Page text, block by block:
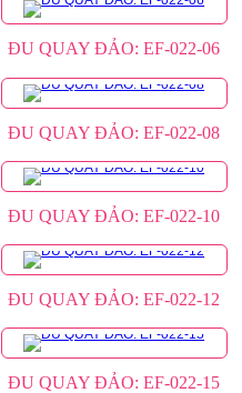
ĐU QUAY ĐẢO: EF-022-06
ĐU QUAY ĐẢO: EF-022-08
ĐU QUAY ĐẢO: EF-022-10
ĐU QUAY ĐẢO: EF-022-12
ĐU QUAY ĐẢO: EF-022-15